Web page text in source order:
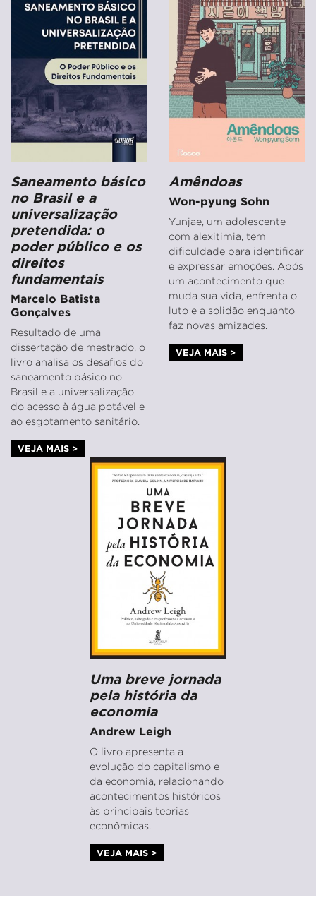
Saneamento básico
no Brasil e a
universalização
pretendida: o
poder público e os
direitos
fundamentais
Marcelo Batista
Gonçalves
Resultado de uma
dissertação de mestrado, o
livro analisa os desafios do
saneamento básico no
Brasil e a universalização
do acesso à água potável e
ao esgotamento sanitário.
VEJA MAIS >
Amêndoas
Won-pyung Sohn
Yunjae, um adolescente
com alexitimia, tem
dificuldade para identificar
e expressar emoções. Após
um acontecimento que
muda sua vida, enfrenta o
luto e a solidão enquanto
faz novas amizades.
VEJA MAIS >
Uma breve jornada
pela história da
economia
Andrew Leigh
O livro apresenta a
evolução do capitalismo e
da economia, relacionando
acontecimentos históricos
às principais teorias
econômicas.
VEJA MAIS >